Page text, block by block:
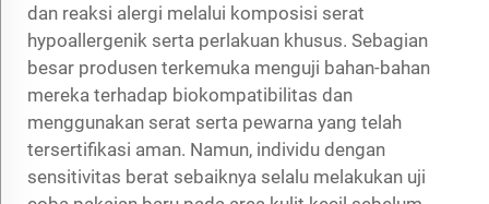
dan reaksi alergi melalui komposisi serat
hypoallergenik serta perlakuan khusus. Sebagian
besar produsen terkemuka menguji bahan-bahan
mereka terhadap biokompatibilitas dan
menggunakan serat serta pewarna yang telah
tersertifikasi aman. Namun, individu dengan
sensitivitas berat sebaiknya selalu melakukan uji